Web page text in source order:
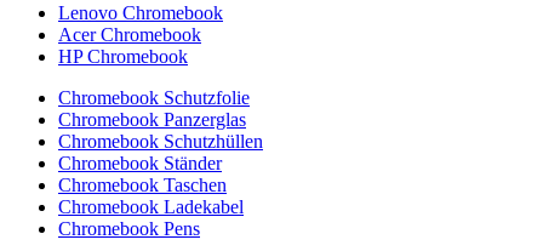
Lenovo Chromebook
Acer Chromebook
HP Chromebook
Chromebook Schutzfolie
Chromebook Panzerglas
Chromebook Schutzhüllen
Chromebook Ständer
Chromebook Taschen
Chromebook Ladekabel
Chromebook Pens